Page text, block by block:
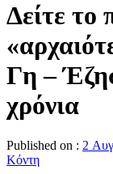
Δείτε το
Γη –
χρόνια
Published on : 2
Κόντη